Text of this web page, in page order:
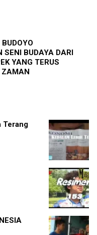
BUDOYO
SENI BUDAYA DARI
YANG TERUS
ZAMAN
Terang